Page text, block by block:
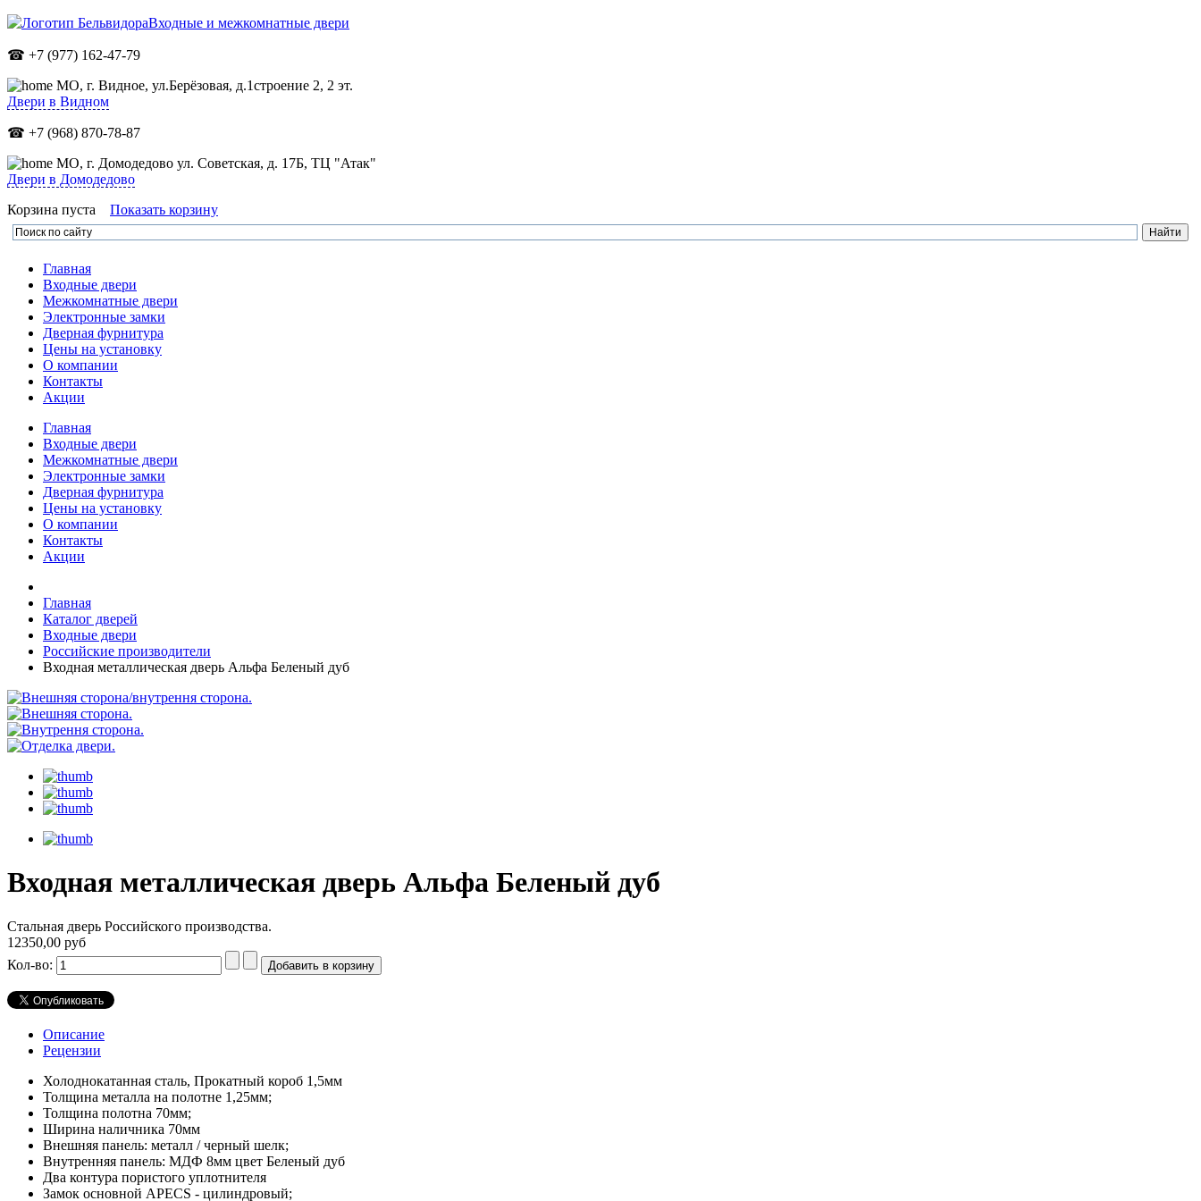
Входные и межкомнатные двери
☎ +7 (977) 162-47-79
МО, г. Видное, ул.Берёзовая, д.1строение 2, 2 эт.
Двери в Видном
☎ +7 (968) 870-78-87
МО, г. Домодедово ул. Советская, д. 17Б, ТЦ "Атак"
Двери в Домодедово
Корзина пуста
Показать корзину
Главная
Входные двери
Межкомнатные двери
Электронные замки
Дверная фурнитура
Цены на установку
О компании
Контакты
Акции
Главная
Входные двери
Межкомнатные двери
Электронные замки
Дверная фурнитура
Цены на установку
О компании
Контакты
Акции
Главная
Каталог дверей
Входные двери
Российские производители
Входная металлическая дверь Альфа Беленый дуб
Входная металлическая дверь Альфа Беленый дуб
Стальная дверь Российского производства.
12350,00 руб
Кол-во:
Описание
Рецензии
Холоднокатанная сталь, Прокатный короб 1,5мм
Толщина металла на полотне 1,25мм;
Толщина полотна 70мм;
Ширина наличника 70мм
Внешняя панель: металл / черный шелк;
Внутренняя панель: МДФ 8мм цвет Беленый дуб
Два контура пористого уплотнителя
Замок основной APECS - цилиндровый;